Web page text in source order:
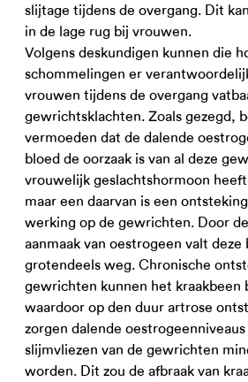
slijtage tijdens de overgang. Dit
in de lage rug bij vrouwen.
Volgens deskundigen kunnen die
schommelingen er
vrouwen tijdens de overgang
gewrichtsklachten. Zoals gezegd,
vermoeden dat de dalende
bloed de oorzaak is van al deze
vrouwelijk geslachtshormoon
maar een daarvan is een
werking op de gewrichten. Door
aanmaak van oestrogeen valt deze
grotendeels weg. Chronische
gewrichten kunnen het kraakbeen
waardoor op den duur artrose
zorgen dalende
slijmvliezen van de gewrichten
worden. Dit zou de afbraak van